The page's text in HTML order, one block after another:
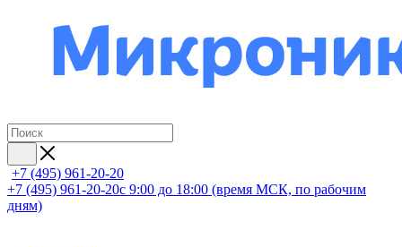
+7 (495) 961-20-20
+7 (495) 961-20-20с 9:00 до 18:00 (время МСК, по рабочим
дням)